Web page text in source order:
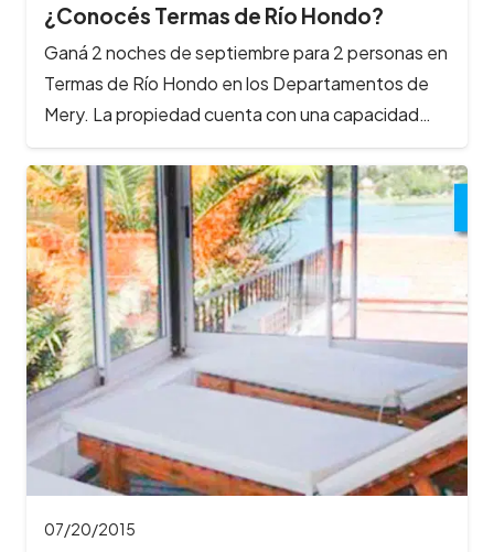
¿Conocés Termas de Río Hondo?
Ganá 2 noches de septiembre para 2 personas en
Termas de Río Hondo en los Departamentos de
Mery. La propiedad cuenta con una capacidad…
07/20/2015